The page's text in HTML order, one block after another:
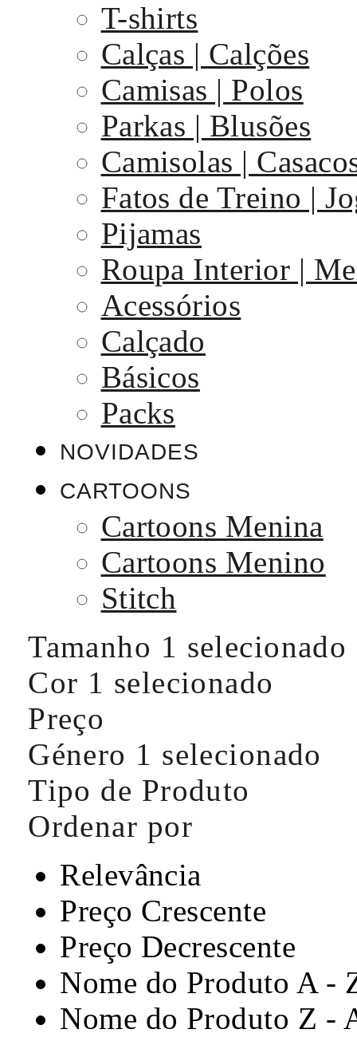
T-shirts
Calças | Calções
Camisas | Polos
Parkas | Blusões
Camisolas |
Fatos de Treino |
Pijamas
Roupa Interior |
Acessórios
Calçado
Básicos
Packs
NOVIDADES
CARTOONS
Cartoons Menina
Cartoons Menino
Stitch
Tamanho 1 selecionado
Cor 1 selecionado
Preço
Género 1 selecionado
Tipo de Produto
Ordenar por
Relevância
Preço Crescente
Preço Decrescente
Nome do Produto A -
Nome do Produto Z -